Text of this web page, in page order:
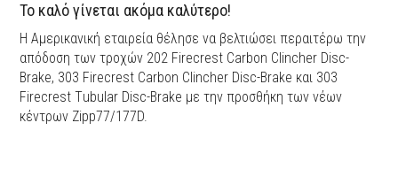
Το καλό γίνεται ακόμα καλύτερο!
H Αμερικανική εταιρεία θέλησε να βελτιώσει περαιτέρω την
απόδοση των τροχών 202 Firecrest Carbon Clincher Disc-
Brake, 303 Firecrest Carbon Clincher Disc-Brake και 303
Firecrest Τubular Disc-Brake με την προσθήκη των νέων
κέντρων Zipp77/177D.